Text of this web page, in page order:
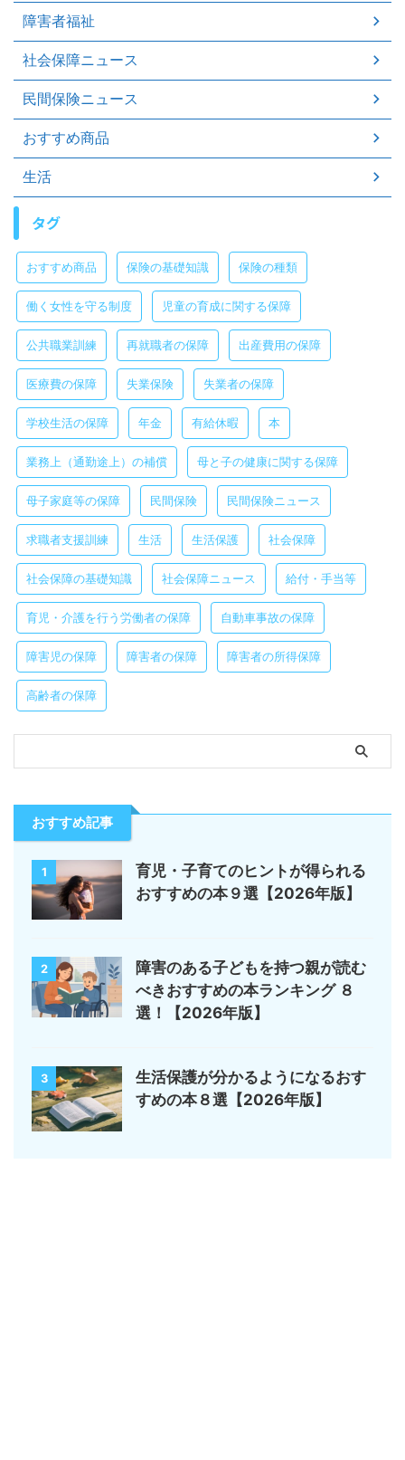
障害者福祉
社会保障ニュース
民間保険ニュース
おすすめ商品
生活
タグ
おすすめ商品 保険の基礎知識 保険の種類
働く女性を守る制度 児童の育成に関する保障
公共職業訓練 再就職者の保障 出産費用の保障
医療費の保障 失業保険 失業者の保障
学校生活の保障 年金 有給休暇 本
業務上（通勤途上）の補償 母と子の健康に関する保障
母子家庭等の保障 民間保険 民間保険ニュース
求職者支援訓練 生活 生活保護 社会保障
社会保障の基礎知識 社会保障ニュース 給付・手当等
育児・介護を行う労働者の保障 自動車事故の保障
障害児の保障 障害者の保障 障害者の所得保障
高齢者の保障
おすすめ記事
1
育児・子育てのヒントが得られる
おすすめの本９選【2026年版】
2
障害のある子どもを持つ親が読む
べきおすすめの本ランキング ８
選！【2026年版】
3
生活保護が分かるようになるおす
すめの本８選【2026年版】